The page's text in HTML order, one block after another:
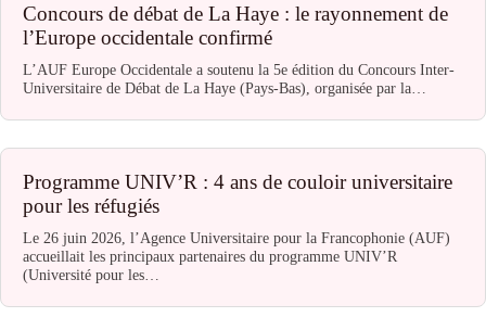
Concours de débat de La Haye : le rayonnement de
l’Europe occidentale confirmé
L’AUF Europe Occidentale a soutenu la 5e édition du Concours Inter-
Universitaire de Débat de La Haye (Pays-Bas), organisée par la…
Programme UNIV’R : 4 ans de couloir universitaire
pour les réfugiés
Le 26 juin 2026, l’Agence Universitaire pour la Francophonie (AUF)
accueillait les principaux partenaires du programme UNIV’R
(Université pour les…